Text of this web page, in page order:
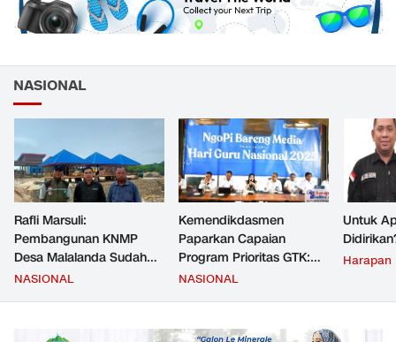
NASIONAL
Rafli Marsuli:
Pembangunan KNMP
Desa Malalanda Sudah
Mencapai 69 Persen dan
JMD dan JMF
NASIONAL
Kemendikdasmen
Paparkan Capaian
Program Prioritas GTK:
Kompetensi Meningkat,
NASIONAL
Untuk
Harapan